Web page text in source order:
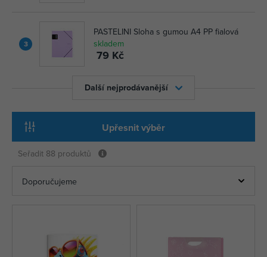
3
PASTELINI Sloha s gumou A4 PP fialová
skladem
79 Kč
Další nejprodávanější
Upřesnit výběr
Seřadit 88 produktů